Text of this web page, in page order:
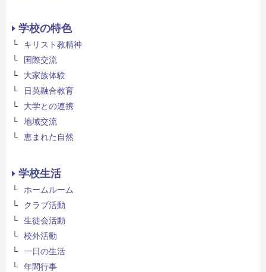
学校の特色
キリスト教精神
国際交流
大家族体験
日英融合教育
大学との連携
地域交流
恵まれた自然
学校生活
ホームルーム
クラブ活動
生徒会活動
校外活動
一日の生活
年間行事